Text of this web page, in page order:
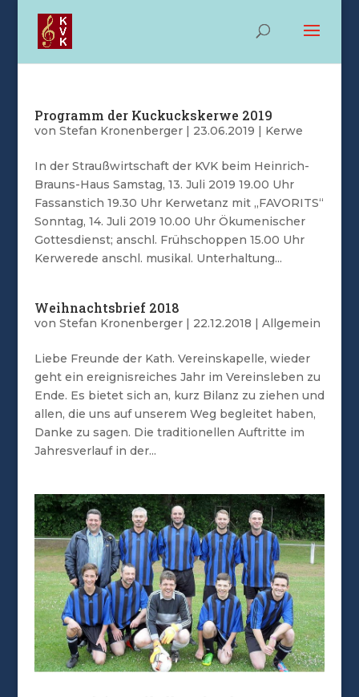
Programm der Kuckuckskerwe 2019
von Stefan Kronenberger| 23.06.2019 | Kerwe
In der Straußwirtschaft der KVK beim Heinrich-
Brauns-Haus Samstag, 13. Juli 2019 19.00 Uhr
Fassanstich 19.30 Uhr Kerwetanz mit „FAVORITS“
Sonntag, 14. Juli 2019 10.00 Uhr Ökumenischer
Gottesdienst; anschl. Frühschoppen 15.00 Uhr
Kerwerede anschl. musikal. Unterhaltung...
Weihnachtsbrief 2018
von Stefan Kronenberger| 22.12.2018 | Allgemein
Liebe Freunde der Kath. Vereinskapelle, wieder
geht ein ereignisreiches Jahr im Vereinsleben zu
Ende. Es bietet sich an, kurz Bilanz zu ziehen und
allen, die uns auf unserem Weg begleitet haben,
Danke zu sagen. Die traditionellen Auftritte im
Jahresverlauf in der...